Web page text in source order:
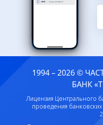
1994 – 2026 ©
БАНК
Лицензия Центрального
проведения